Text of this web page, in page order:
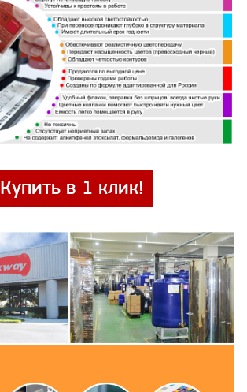
Купить в 1 клик!